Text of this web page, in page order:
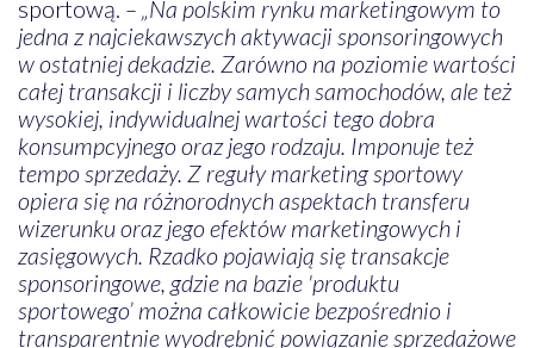
sportową. – „Na polskim rynku marketingowym to
jedna z najciekawszych aktywacji sponsoringowych
w ostatniej dekadzie. Zarówno na poziomie wartości
całej transakcji i liczby samych samochodów, ale też
wysokiej, indywidualnej wartości tego dobra
konsumpcyjnego oraz jego rodzaju. Imponuje też
tempo sprzedaży. Z reguły marketing sportowy
opiera się na różnorodnych aspektach transferu
wizerunku oraz jego efektów marketingowych i
zasięgowych. Rzadko pojawiają się transakcje
sponsoringowe, gdzie na bazie 'produktu
sportowego’ można całkowicie bezpośrednio i
transparentnie wyodrębnić powiązanie sprzedażowe